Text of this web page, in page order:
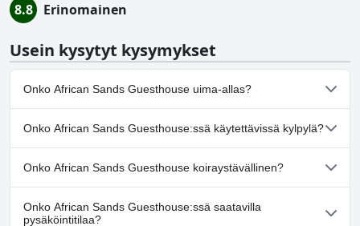
8.8 Erinomainen
Usein kysytyt kysymykset
Onko African Sands Guesthouse uima-allas?
Kyllä, African Sands Guesthouse:ssä on uima-allas/altaita, jotka
kuuluvat yhteen tai useampaan seuraavista luokista: Ulkouima-
allas.
Onko African Sands Guesthouse:ssä käytettävissä kylpylä?
Ei, African Sands Guesthouse ei tarjoa kylpylää.
Onko African Sands Guesthouse koiraystävällinen?
Ei, African Sands Guesthouse ei salli koiria.
Onko African Sands Guesthouse:ssä saatavilla
pysäköintitilaa?